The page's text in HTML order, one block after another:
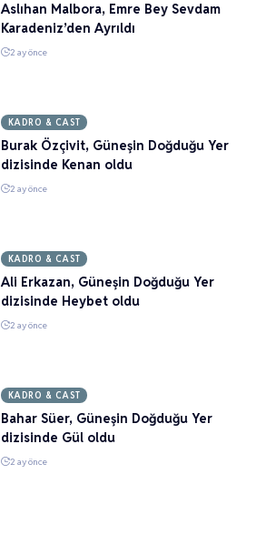
Aslıhan Malbora, Emre Bey Sevdam
Karadeniz’den Ayrıldı
2 ay önce
KADRO & CAST
Burak Özçivit, Güneşin Doğduğu Yer
dizisinde Kenan oldu
2 ay önce
KADRO & CAST
Ali Erkazan, Güneşin Doğduğu Yer
dizisinde Heybet oldu
2 ay önce
KADRO & CAST
Bahar Süer, Güneşin Doğduğu Yer
dizisinde Gül oldu
2 ay önce